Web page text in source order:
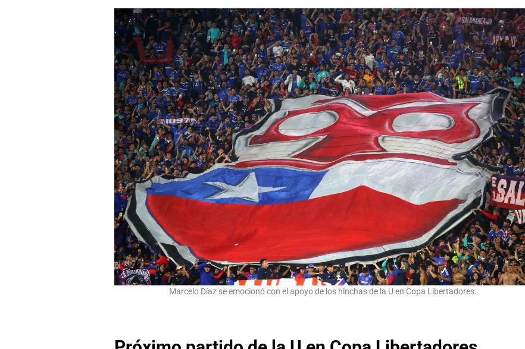
Marcelo Díaz se emocionó con el apoyo de los hinchas de la U en Copa Libertadores.